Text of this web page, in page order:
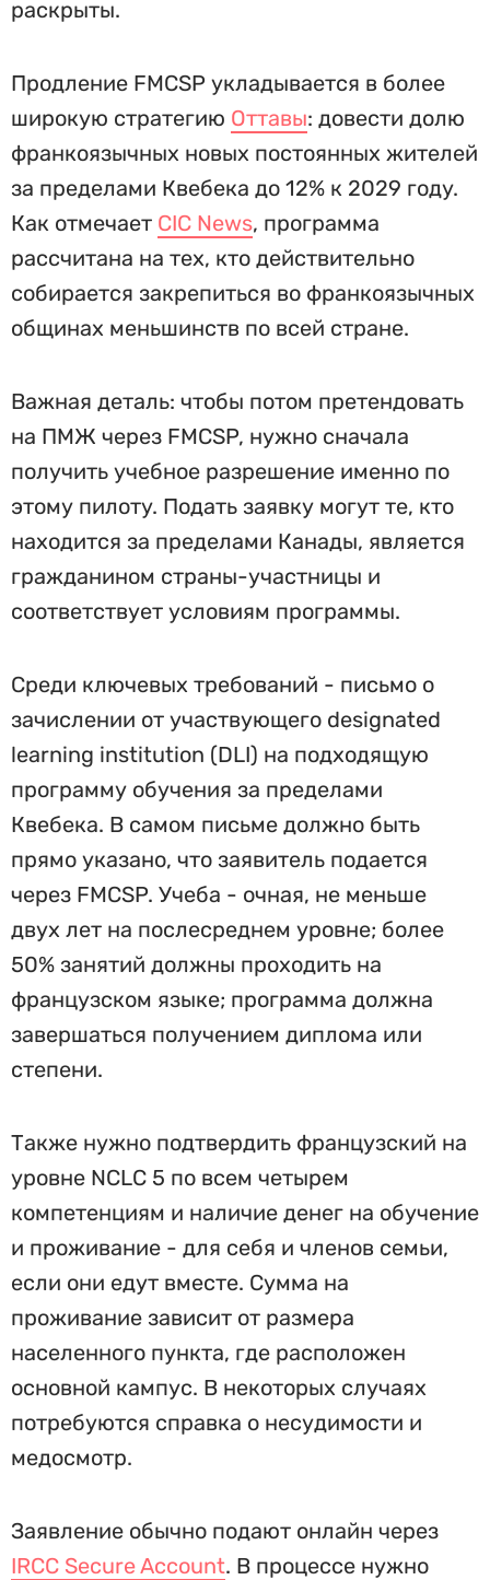
раскрыты.
Продление FMCSP укладывается в более
широкую стратегию Оттавы: довести долю
франкоязычных новых постоянных жителей
за пределами Квебека до 12% к 2029 году.
Как отмечает CIC News, программа
рассчитана на тех, кто действительно
собирается закрепиться во франкоязычных
общинах меньшинств по всей стране.
Важная деталь: чтобы потом претендовать
на ПМЖ через FMCSP, нужно сначала
получить учебное разрешение именно по
этому пилоту. Подать заявку могут те, кто
находится за пределами Канады, является
гражданином страны-участницы и
соответствует условиям программы.
Среди ключевых требований - письмо о
зачислении от участвующего designated
learning institution (DLI) на подходящую
программу обучения за пределами
Квебека. В самом письме должно быть
прямо указано, что заявитель подается
через FMCSP. Учеба - очная, не меньше
двух лет на послесреднем уровне; более
50% занятий должны проходить на
французском языке; программа должна
завершаться получением диплома или
степени.
Также нужно подтвердить французский на
уровне NCLC 5 по всем четырем
компетенциям и наличие денег на обучение
и проживание - для себя и членов семьи,
если они едут вместе. Сумма на
проживание зависит от размера
населенного пункта, где расположен
основной кампус. В некоторых случаях
потребуются справка о несудимости и
медосмотр.
Заявление обычно подают онлайн через
IRCC Secure Account. В процессе нужно